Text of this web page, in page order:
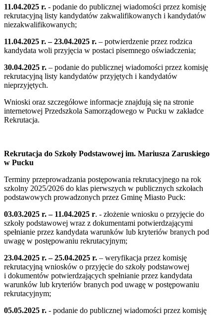
11.04.2025 r. - podanie do publicznej wiadomości przez komisję
rekrutacyjną listy kandydatów zakwalifikowanych i kandydatów
niezakwalifikowanych;
11.04.2025 r. – 23.04.2025 r. – potwierdzenie przez rodzica
kandydata woli przyjęcia w postaci pisemnego oświadczenia;
30.04.2025 r. – podanie do publicznej wiadomości przez komisję
rekrutacyjną listy kandydatów przyjętych i kandydatów
nieprzyjętych.
Wnioski oraz szczegółowe informacje znajdują się na stronie
internetowej Przedszkola Samorządowego w Pucku w zakładce
Rekrutacja.
Rekrutacja do Szkoły Podstawowej im. Mariusza Zaruskiego
w Pucku
Terminy przeprowadzania postępowania rekrutacyjnego na rok
szkolny 2025/2026 do klas pierwszych w publicznych szkołach
podstawowych prowadzonych przez Gminę Miasto Puck:
03.03.2025 r. – 11.04.2025 r. - złożenie wniosku o przyjęcie do
szkoły podstawowej wraz z dokumentami potwierdzającymi
spełnianie przez kandydata warunków lub kryteriów branych pod
uwagę w postępowaniu rekrutacyjnym;
23.04.2025 r. – 25.04.2025 r. – weryfikacja przez komisję
rekrutacyjną wniosków o przyjęcie do szkoły podstawowej
i dokumentów potwierdzających spełnianie przez kandydata
warunków lub kryteriów branych pod uwagę w postępowaniu
rekrutacyjnym;
05.05.2025 r. - podanie do publicznej wiadomości przez komisję